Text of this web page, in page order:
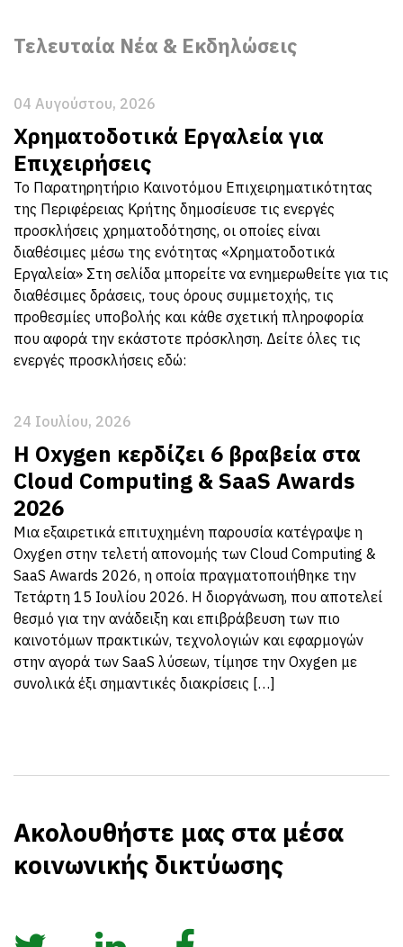
Τελευταία Νέα & Εκδηλώσεις
04 Αυγούστου, 2026
Χρηματοδοτικά Εργαλεία για
Επιχειρήσεις
Το Παρατηρητήριο Καινοτόμου Επιχειρηματικότητας
της Περιφέρειας Κρήτης δημοσίευσε τις ενεργές
προσκλήσεις χρηματοδότησης, οι οποίες είναι
διαθέσιμες μέσω της ενότητας «Χρηματοδοτικά
Εργαλεία» Στη σελίδα μπορείτε να ενημερωθείτε για τις
διαθέσιμες δράσεις, τους όρους συμμετοχής, τις
προθεσμίες υποβολής και κάθε σχετική πληροφορία
που αφορά την εκάστοτε πρόσκληση. Δείτε όλες τις
ενεργές προσκλήσεις εδώ:
24 Ιουλίου, 2026
Η Oxygen κερδίζει 6 βραβεία στα
Cloud Computing & SaaS Awards
2026
Μια εξαιρετικά επιτυχημένη παρουσία κατέγραψε η
Oxygen στην τελετή απονομής των Cloud Computing &
SaaS Awards 2026, η οποία πραγματοποιήθηκε την
Τετάρτη 15 Ιουλίου 2026. Η διοργάνωση, που αποτελεί
θεσμό για την ανάδειξη και επιβράβευση των πιο
καινοτόμων πρακτικών, τεχνολογιών και εφαρμογών
στην αγορά των SaaS λύσεων, τίμησε την Oxygen με
συνολικά έξι σημαντικές διακρίσεις […]
Ακολουθήστε μας στα μέσα
κοινωνικής δικτύωσης